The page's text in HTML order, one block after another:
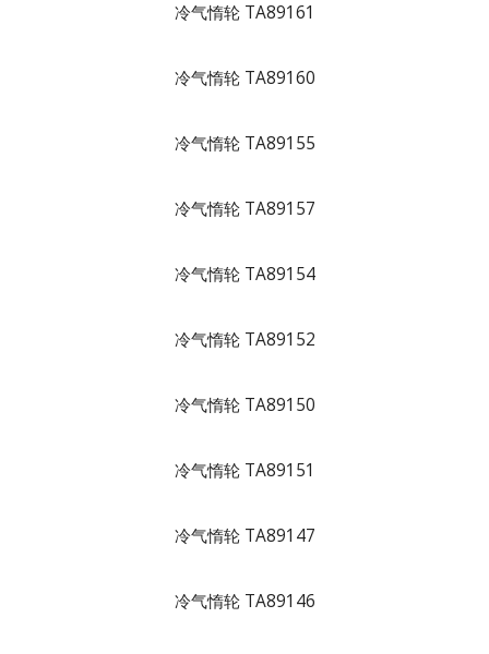
冷气惰轮 TA89161
冷气惰轮 TA89160
冷气惰轮 TA89155
冷气惰轮 TA89157
冷气惰轮 TA89154
冷气惰轮 TA89152
冷气惰轮 TA89150
冷气惰轮 TA89151
冷气惰轮 TA89147
冷气惰轮 TA89146